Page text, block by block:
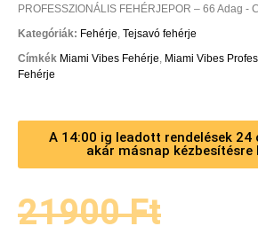
PROFESSZIONÁLIS FEHÉRJEPOR – 66 Adag -
Kategóriák: Fehérje, Tejsavó fehérje
Címkék Miami Vibes Fehérje, Miami Vibes
Fehérje
A 14:00 ig leadott rendelések 24
akár másnap kézbesítésre
21900Ft